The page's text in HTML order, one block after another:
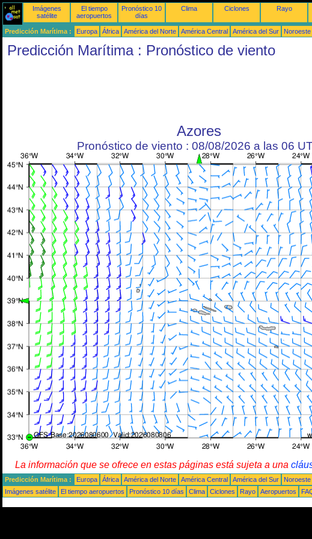
Imágenes
satélite
El tiempo
aeropuertos
Pronóstico 10
días
Clima Ciclones Rayo
Predicción Marítima : Europa África América del Norte América Central América del Sur Noroeste
Predicción Marítima : Pronóstico de viento
Azores
Pronóstico de viento : 08/08/2026 a las 06
La información que se ofrece en estas páginas está sujeta a una
Predicción Marítima : Europa África América del Norte América Central América del Sur Noroeste
Imágenes satélite
El tiempo aeropuertos Pronóstico 10 días Clima Ciclones Rayo Aeropuertos